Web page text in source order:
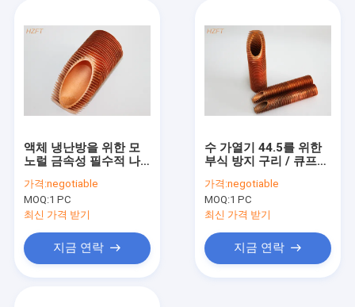
우리에 대하여
공장 여행
인용문을 요구하세요
나선형 지느러미 붙은 관
액체 냉난방을 위한 모
노럴 금속성 필수적 나
가격:negotiable
MOQ:1 PC
최신 가격 받기
지금 연락
수 가열기 44.5를 위한
부식 방지 구리 / 큐프로
가격:negotiable
MOQ:1 PC
최신 가격 받기
지금 연락